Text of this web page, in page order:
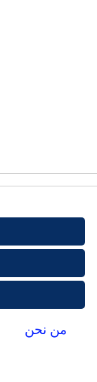
من نحن